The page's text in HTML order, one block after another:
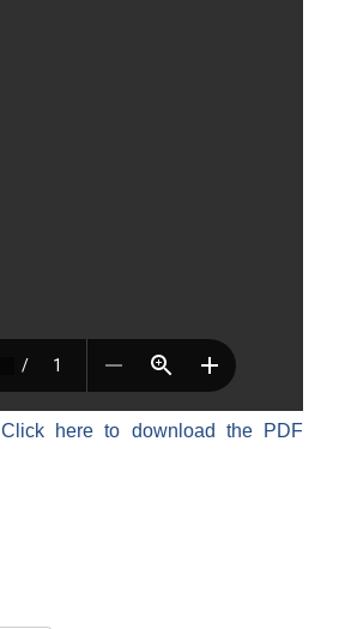
Click here to download the PDF